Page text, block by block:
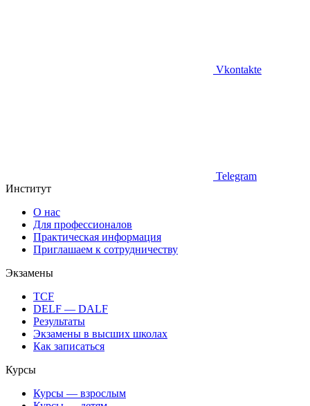
Vkontakte
Telegram
Институт
О нас
Для профессионалов
Практическая информация
Приглашаем к сотрудничеству
Экзамены
TCF
DELF — DALF
Результаты
Экзамены в высших школах
Как записаться
Курсы
Курсы — взрослым